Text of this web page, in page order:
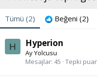
Tümü (2) Beğeni (2)
H Hyperion
Ay Yolcusu
Mesajlar 45 Tepki